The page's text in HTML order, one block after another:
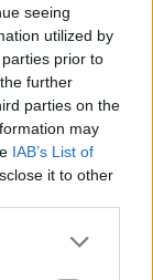
seeing
utilized by
prior to
further
parties on the
may
IAB’s List of
it to other